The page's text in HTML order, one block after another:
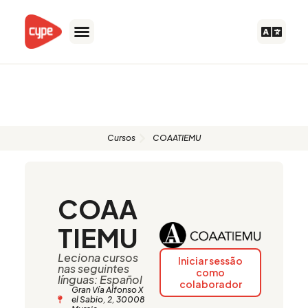
content
Cursos COAATIEMU
COAA
TIEMU
Leciona cursos
nas seguintes
línguas: Español
Gran Vía Alfonso X
el Sabio, 2, 30008
Iniciar sessão
como
colaborador